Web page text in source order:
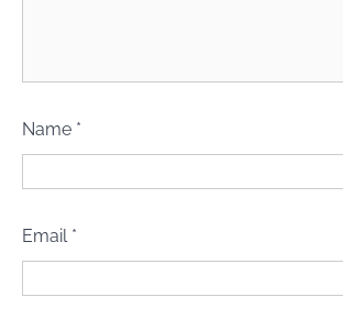
Name *
Email *